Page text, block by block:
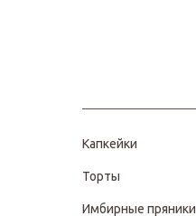
Капкейки
Торты
Имбирные пряники